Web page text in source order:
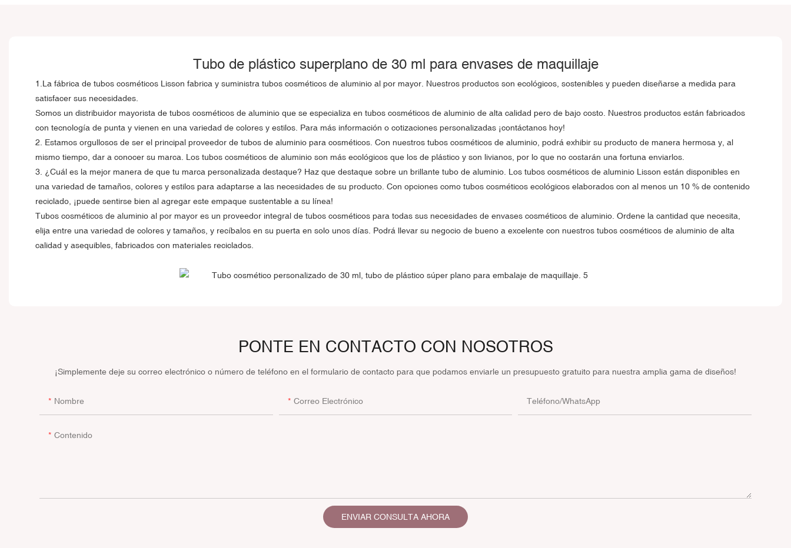
Tubo de plástico superplano de 30 ml para envases de maquillaje
1.La fábrica de tubos cosméticos Lisson fabrica y suministra tubos cosméticos de aluminio al por mayor. Nuestros productos son ecológicos, sostenibles y pueden diseñarse a medida para
satisfacer sus necesidades.
Somos un distribuidor mayorista de tubos cosméticos de aluminio que se especializa en tubos cosméticos de aluminio de alta calidad pero de bajo costo. Nuestros productos están fabricados
con tecnología de punta y vienen en una variedad de colores y estilos. Para más información o cotizaciones personalizadas ¡contáctanos hoy!
2. Estamos orgullosos de ser el principal proveedor de tubos de aluminio para cosméticos. Con nuestros tubos cosméticos de aluminio, podrá exhibir su producto de manera hermosa y, al
mismo tiempo, dar a conocer su marca. Los tubos cosméticos de aluminio son más ecológicos que los de plástico y son livianos, por lo que no costarán una fortuna enviarlos.
3. ¿Cuál es la mejor manera de que tu marca personalizada destaque? Haz que destaque sobre un brillante tubo de aluminio. Los tubos cosméticos de aluminio Lisson están disponibles en
una variedad de tamaños, colores y estilos para adaptarse a las necesidades de su producto. Con opciones como tubos cosméticos ecológicos elaborados con al menos un 10 % de contenido
reciclado, ¡puede sentirse bien al agregar este empaque sustentable a su línea!
Tubos cosméticos de aluminio al por mayor es un proveedor integral de tubos cosméticos para todas sus necesidades de envases cosméticos de aluminio. Ordene la cantidad que necesita,
elija entre una variedad de colores y tamaños, y recíbalos en su puerta en solo unos días. Podrá llevar su negocio de bueno a excelente con nuestros tubos cosméticos de aluminio de alta
calidad y asequibles, fabricados con materiales reciclados.
PONTE EN CONTACTO CON NOSOTROS
¡Simplemente deje su correo electrónico o número de teléfono en el formulario de contacto para que podamos enviarle un presupuesto gratuito para nuestra amplia gama de diseños!
Nombre Correo Electrónico Teléfono/WhatsApp
Contenido
ENVIAR CONSULTA AHORA